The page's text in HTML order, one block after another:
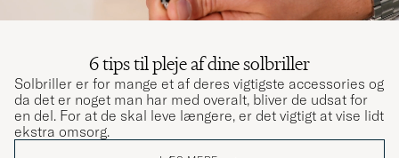
6 tips til pleje af dine solbriller
Solbriller er for mange et af deres vigtigste accessories og
da det er noget man har med overalt, bliver de udsat for
en del. For at de skal leve længere, er det vigtigt at vise lidt
ekstra omsorg.